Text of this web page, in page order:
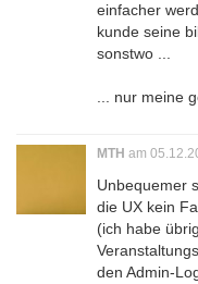
einfacher
kunde seine
sonstwo ...
... nur meine
MTH am
Unbequemer
die UX kein
(ich habe
den Admin-